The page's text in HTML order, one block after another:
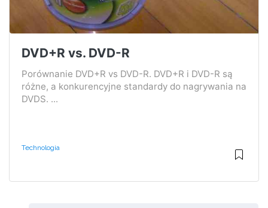
DVD+R vs. DVD-R
Porównanie DVD+R vs DVD-R. DVD+R i DVD-R są
różne, a konkurencyjne standardy do nagrywania na
DVDS. ...
Technologia